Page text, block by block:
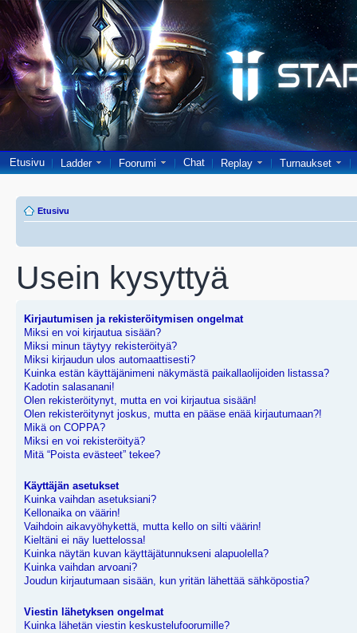
Etusivu Ladder Foorumi Chat Replay Turnaukset
Etusivu
Usein kysyttyä
Kirjautumisen ja rekisteröitymisen ongelmat
Miksi en voi kirjautua sisään?
Miksi minun täytyy rekisteröityä?
Miksi kirjaudun ulos automaattisesti?
Kuinka estän käyttäjänimeni näkymästä paikallaolijoiden listassa?
Kadotin salasanani!
Olen rekisteröitynyt, mutta en voi kirjautua sisään!
Olen rekisteröitynyt joskus, mutta en pääse enää kirjautumaan?!
Mikä on COPPA?
Miksi en voi rekisteröityä?
Mitä “Poista evästeet” tekee?
Käyttäjän asetukset
Kuinka vaihdan asetuksiani?
Kellonaika on väärin!
Vaihdoin aikavyöhykettä, mutta kello on silti väärin!
Kieltäni ei näy luettelossa!
Kuinka näytän kuvan käyttäjätunnukseni alapuolella?
Kuinka vaihdan arvoani?
Joudun kirjautumaan sisään, kun yritän lähettää sähköpostia?
Viestin lähetyksen ongelmat
Kuinka lähetän viestin keskustelufoorumille?